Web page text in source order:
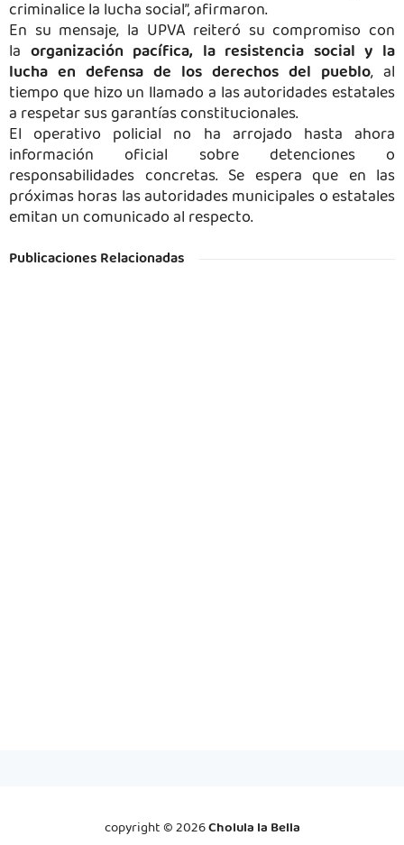
criminalice la lucha social”, afirmaron.
En su mensaje, la UPVA reiteró su compromiso con
la organización pacífica, la resistencia social y la
lucha en defensa de los derechos del pueblo, al
tiempo que hizo un llamado a las autoridades estatales
a respetar sus garantías constitucionales.
El operativo policial no ha arrojado hasta ahora
información oficial sobre detenciones o
responsabilidades concretas. Se espera que en las
próximas horas las autoridades municipales o estatales
emitan un comunicado al respecto.
Publicaciones Relacionadas
copyright ©2026Cholula la Bella